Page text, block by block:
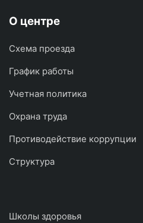
О центре
Схема проезда
График работы
Учетная политика
Охрана труда
Противодействие коррупции
Структура
Школы здоровья